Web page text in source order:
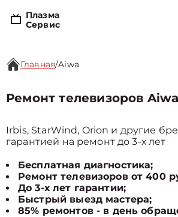
Плазма
Сервис
Главная/Aiwa
Ремонт телевизоров
Irbis, StarWind, Orion и другие
гарантией на ремонт до 3-х лет
Бесплатная диагностика;
Ремонт телевизоров от 400
До 3-х лет гарантии;
Быстрый выезд мастера;
85% ремонтов - в день